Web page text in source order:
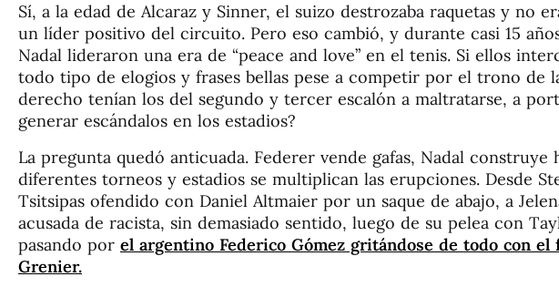
Sí, a la edad de Alcaraz y Sinner, el suizo destrozaba raquetas y no
un líder positivo del circuito. Pero eso cambió, y durante casi 15
Nadal lideraron una era de “peace and love” en el tenis. Si ellos
todo tipo de elogios y frases bellas pese a competir por el trono de
derecho tenían los del segundo y tercer escalón a maltratarse, a
generar escándalos en los estadios?
La pregunta quedó anticuada. Federer vende gafas, Nadal construye
diferentes torneos y estadios se multiplican las erupciones. Desde
Tsitsipas ofendido con Daniel Altmaier por un saque de abajo, a
acusada de racista, sin demasiado sentido, luego de su pelea con
pasando por el argentino Federico Gómez gritándose de todo con el
Grenier.